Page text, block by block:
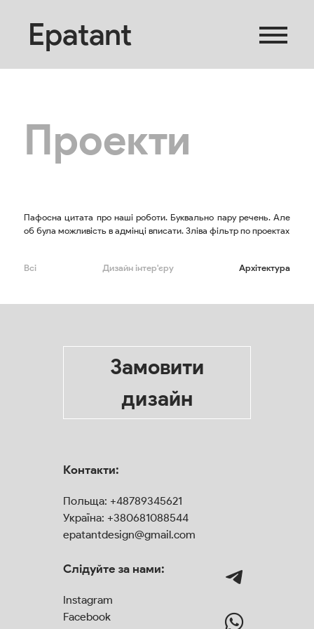
Epatant
Проекти
Пафосна цитата про наші роботи. Буквально пару речень. Але
об була можливість в адмінці вписати. Зліва фільтр по проектах
Всі Дизайн інтер'єру Архітектура
Замовити
дизайн
Контакти:
Польща: +48789345621
Україна: +380681088544
epatantdesign@gmail.com
Слідуйте за нами:
Instagram
Facebook